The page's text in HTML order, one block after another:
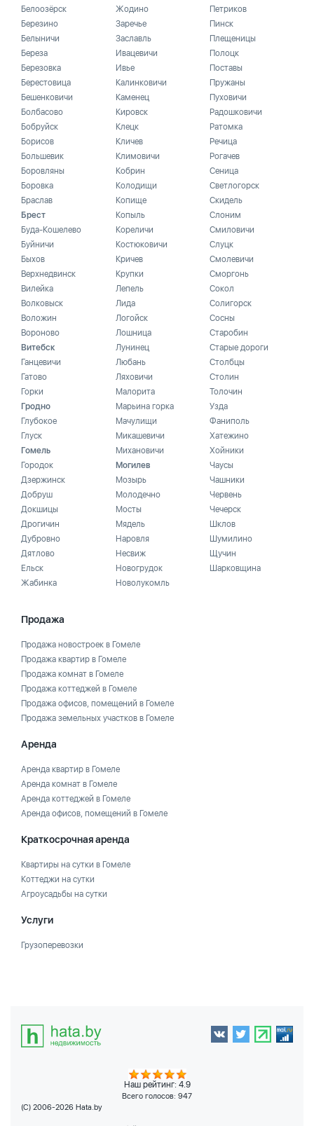
Белоозёрск
Березино
Белыничи
Береза
Березовка
Берестовица
Бешенковичи
Болбасово
Бобруйск
Борисов
Большевик
Боровляны
Боровка
Браслав
Брест
Буда-Кошелево
Буйничи
Быхов
Верхнедвинск
Вилейка
Волковыск
Воложин
Вороново
Витебск
Ганцевичи
Гатово
Горки
Гродно
Глубокое
Глуск
Гомель
Городок
Дзержинск
Добруш
Докшицы
Дрогичин
Дубровно
Дятлово
Ельск
Жабинка
Жодино
Заречье
Заславль
Ивацевичи
Ивье
Калинковичи
Каменец
Кировск
Клецк
Кличев
Климовичи
Кобрин
Колодищи
Копище
Копыль
Кореличи
Костюковичи
Кричев
Крупки
Лепель
Лида
Логойск
Лошница
Лунинец
Любань
Ляховичи
Малорита
Марьина горка
Мачулищи
Микашевичи
Михановичи
Могилев
Мозырь
Молодечно
Мосты
Мядель
Наровля
Несвиж
Новогрудок
Новолукомль
Петриков
Пинск
Плещеницы
Полоцк
Поставы
Пружаны
Пуховичи
Радошковичи
Ратомка
Речица
Рогачев
Сеница
Светлогорск
Скидель
Слоним
Смиловичи
Слуцк
Смолевичи
Сморгонь
Сокол
Солигорск
Сосны
Старобин
Старые дороги
Столбцы
Столин
Толочин
Узда
Фаниполь
Хатежино
Хойники
Чаусы
Чашники
Червень
Чечерск
Шклов
Шумилино
Щучин
Шарковщина
Продажа
Продажа новостроек в Гомеле
Продажа квартир в Гомеле
Продажа комнат в Гомеле
Продажа коттеджей в Гомеле
Продажа офисов, помещений в Гомеле
Продажа земельных участков в Гомеле
Аренда
Аренда квартир в Гомеле
Аренда комнат в Гомеле
Аренда коттеджей в Гомеле
Аренда офисов, помещений в Гомеле
Краткосрочная аренда
Квартиры на сутки в Гомеле
Коттеджи на сутки
Агроусадьбы на сутки
Услуги
Грузоперевозки
Наш рейтинг: 4.9
Всего голосов: 947
(C) 2006-2026 Hata.by